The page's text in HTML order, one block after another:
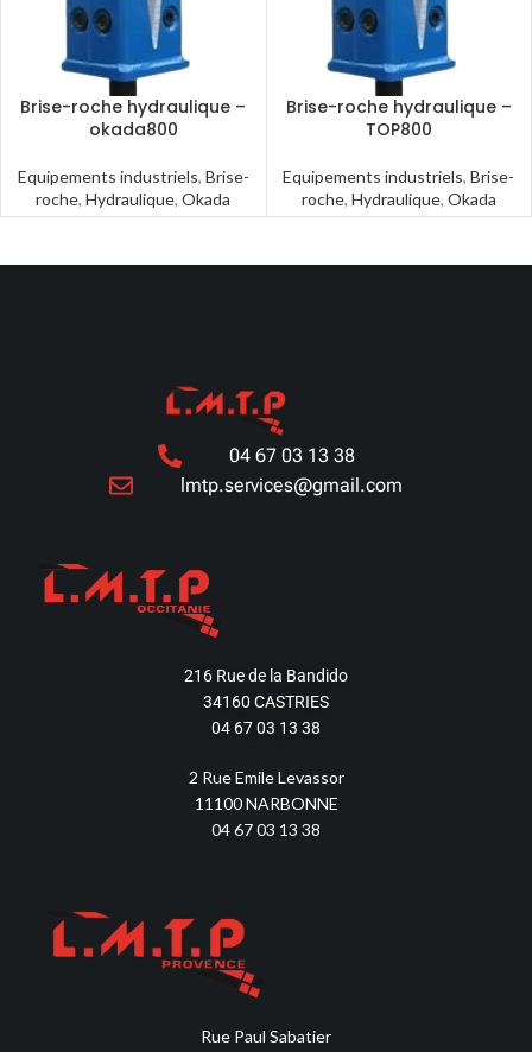
Brise-roche hydraulique –
okada800
Equipements industriels, Brise-
roche,Hydraulique,Okada
Brise-roche hydraulique –
TOP800
Equipements industriels,Brise-
roche, Hydraulique, Okada
04 67 03 13 38
lmtp.services@gmail.com
216 Rue de la Bandido
34160 CASTRIES
04 67 03 13 38
2 Rue Emile Levassor
11100 NARBONNE
04 67 03 13 38
Rue Paul Sabatier